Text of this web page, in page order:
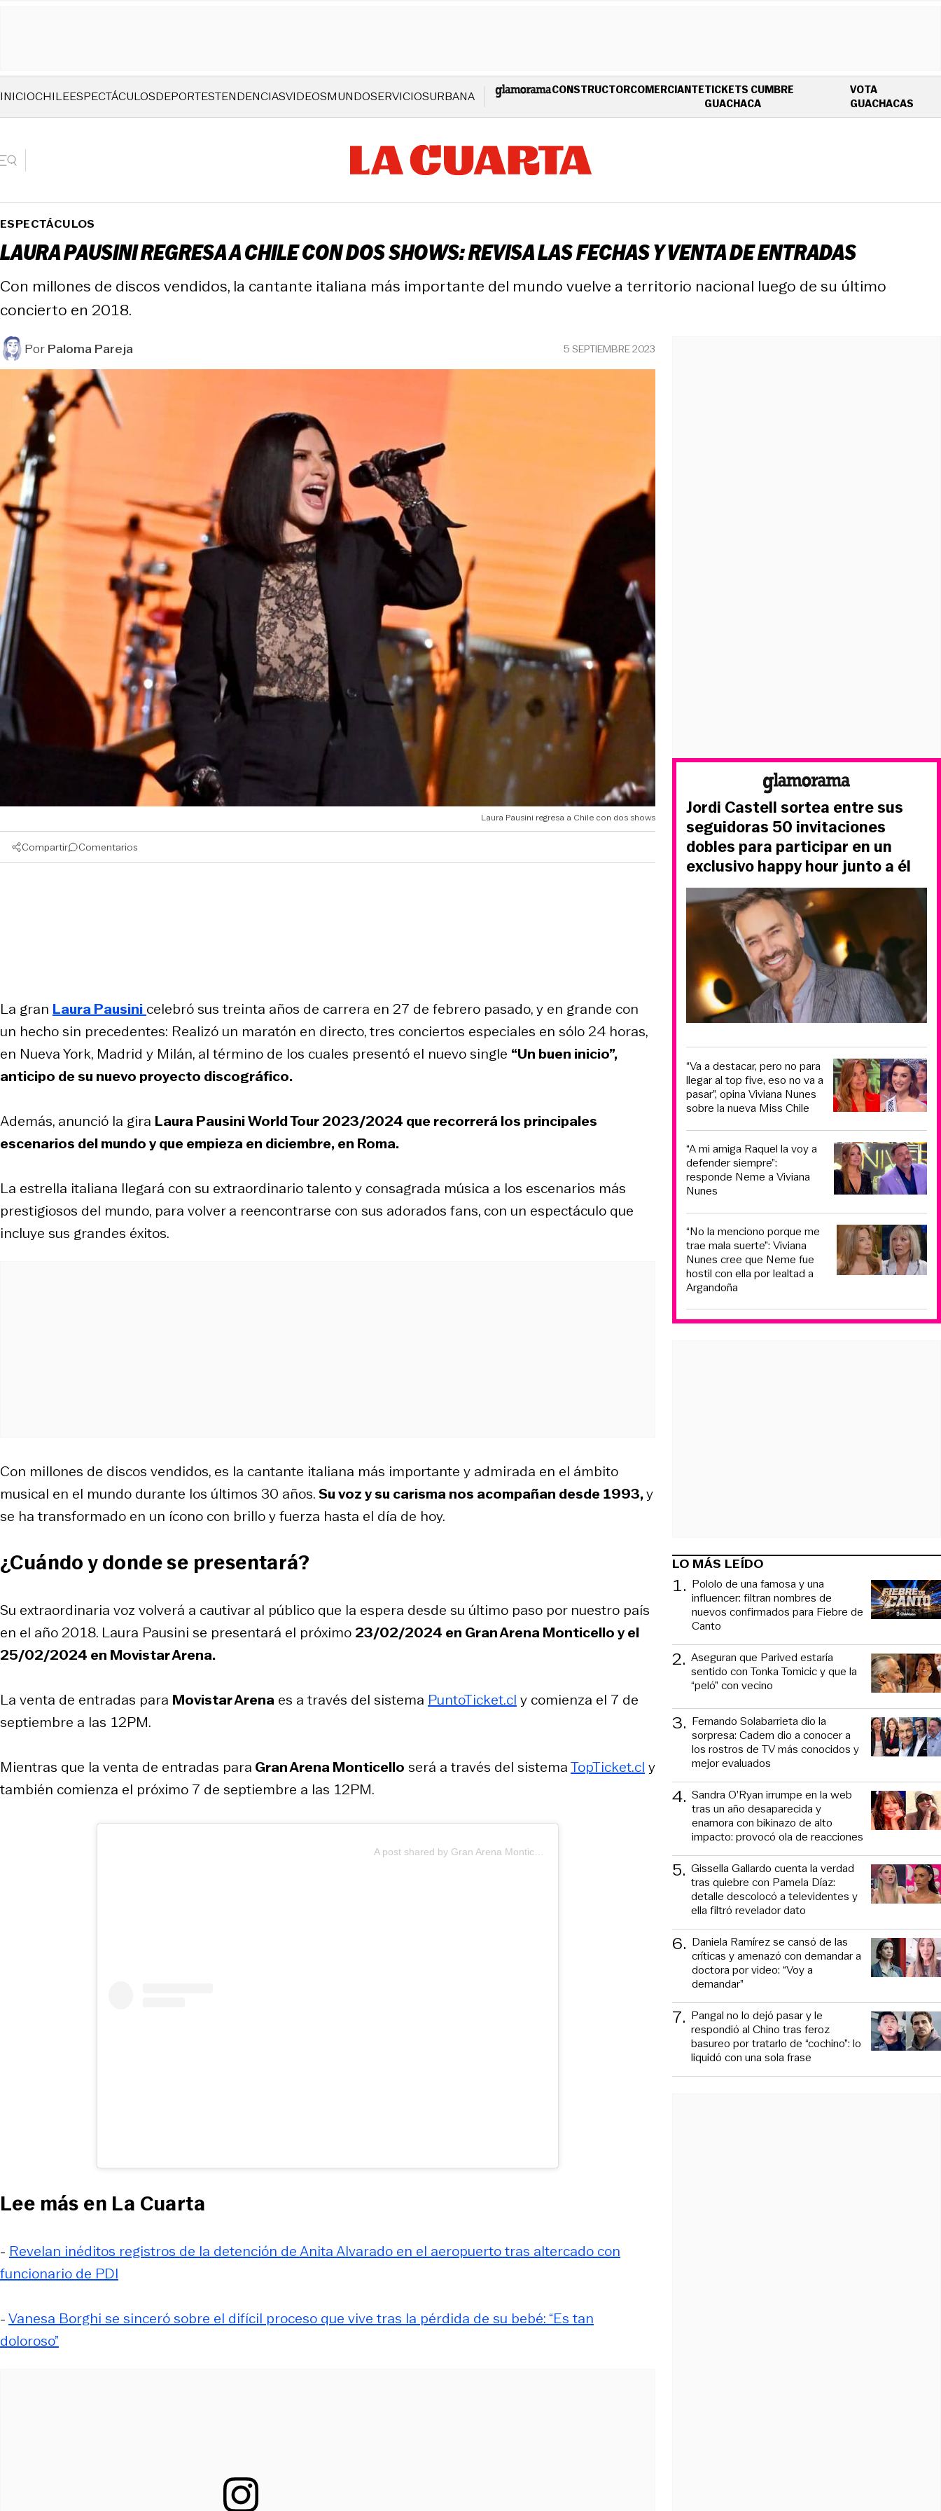
INICIOCHILEESPECTÁCULOSDEPORTESTENDENCIASVIDEOSMUNDOSERVICIOSURBANA CONSTRUCTORCOMERCIANTETICKETS CUMBRE
GUACHACAOPENS IN NEW WINDOW
VOTA
GUACHACAS
ESPECTÁCULOS
LAURA PAUSINI REGRESA A CHILE CON DOS SHOWS: REVISA LAS FECHAS Y VENTA DE ENTRADAS
Con millones de discos vendidos, la cantante italiana más importante del mundo vuelve a territorio nacional luego de su último
concierto en 2018.
PorPaloma Pareja 5 SEPTIEMBRE 2023
Laura Pausini regresa a Chile con dos shows
Compartir Comentarios
La gran Laura Pausini celebró sus treinta años de carrera en 27 de febrero pasado, y en grande con
un hecho sin precedentes: Realizó un maratón en directo, tres conciertos especiales en sólo 24 horas,
en Nueva York, Madrid y Milán, al término de los cuales presentó el nuevo single “Un buen inicio”,
anticipo de su nuevo proyecto discográfico.
Además, anunció la gira Laura Pausini World Tour 2023/2024 que recorrerá los principales
escenarios del mundo y que empieza en diciembre, en Roma.
La estrella italiana llegará con su extraordinario talento y consagrada música a los escenarios más
prestigiosos del mundo, para volver a reencontrarse con sus adorados fans, con un espectáculo que
incluye sus grandes éxitos.
Con millones de discos vendidos, es la cantante italiana más importante y admirada en el ámbito
musical en el mundo durante los últimos 30 años.Su voz y su carisma nos acompañan desde 1993,y
se ha transformado en un ícono con brillo y fuerza hasta el día de hoy.
¿Cuándo y donde se presentará?
Su extraordinaria voz volverá a cautivar al público que la espera desde su último paso por nuestro país
en el año 2018. Laura Pausini se presentará el próximo 23/02/2024 en Gran Arena Monticello y el
25/02/2024 en Movistar Arena.
La venta de entradas para Movistar Arena es a través del sistema PuntoTicket.cl y comienza el 7 de
septiembre a las 12PM.
Mientras que la venta de entradas para Gran Arena Monticello será a través del sistemaTopTicket.cl y
también comienza el próximo 7 de septiembre a las 12PM.
A post shared by Gran Arena Monticello (@granarenamonticello)
Lee más en La Cuarta
- Revelan inéditos registros de la detención de Anita Alvarado en el aeropuerto tras altercado con
funcionario de PDI
-Vanesa Borghi se sinceró sobre el difícil proceso que vive tras la pérdida de su bebé: “Es tan
doloroso”
Jordi Castell sortea entre sus
seguidoras 50 invitaciones
dobles para participar en un
exclusivo happy hour junto a él
“Va a destacar, pero no para
llegar al top five, eso no va a
pasar”, opina Viviana Nunes
sobre la nueva Miss Chile
“A mi amiga Raquel la voy a
defender siempre”:
responde Neme a Viviana
Nunes
“No la menciono porque me
trae mala suerte”: Viviana
Nunes cree que Neme fue
hostil con ella por lealtad a
Argandoña
LO MÁS LEÍDO
1. Pololo de una famosa y una
influencer: filtran nombres de
nuevos confirmados para Fiebre de
Canto
2. Aseguran que Parived estaría
sentido con Tonka Tomicic y que la
“peló” con vecino
3. Fernando Solabarrieta dio la
sorpresa: Cadem dio a conocer a
los rostros de TV más conocidos y
mejor evaluados
4. Sandra O’Ryan irrumpe en la web
tras un año desaparecida y
enamora con bikinazo de alto
impacto: provocó ola de reacciones
5. Gissella Gallardo cuenta la verdad
tras quiebre con Pamela Díaz:
detalle descolocó a televidentes y
ella filtró revelador dato
6. Daniela Ramírez se cansó de las
críticas y amenazó con demandar a
doctora por video: “Voy a
demandar”
7. Pangal no lo dejó pasar y le
respondió al Chino tras feroz
basureo por tratarlo de “cochino”: lo
liquidó con una sola frase